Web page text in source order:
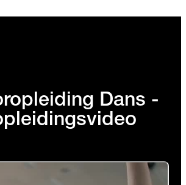
Dans -